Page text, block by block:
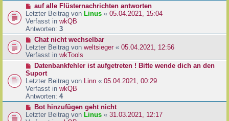
a
g
r
B
e
i
t
a
g
N
e
u
e
r
B
e
i
r
a
g
auf alle Flüsternachrichten antworten
Letzter Beitrag von Linus « 05.04.2021, 15:04
Verfasst in wkQB
Antworten: 3
N
e
u
e
B
e
i
t
a
Chat nicht wechselbar
Letzter Beitrag von weltsieger « 05.04.2021, 12:56
Verfasst in wkTools
N
e
u
e
r
B
e
i
Datenbankfehler ist aufgetreten ! Bitte wende dich an den
Suport
Letzter Beitrag von Linn « 05.04.2021, 00:29
Verfasst in wkQB
Antworten: 4
N
e
Bot hinzufügen geht nicht
Letzter Beitrag von Linus « 31.03.2021, 12:17